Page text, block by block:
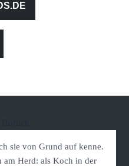
sie von Grund auf kenne.
am Herd: als Koch in der